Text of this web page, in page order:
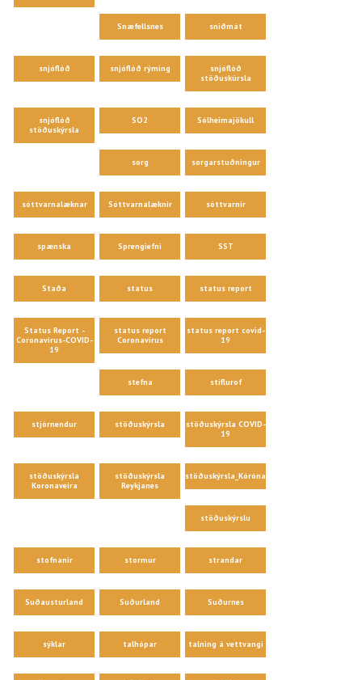
Snæfellsnes sniðmát
snjóflóð snjóflóð rýming
snjóflóð
stöðuskúrsla
snjóflóð
stöðuskýrsla
SO2 Sólheimajökull
sorg sorgarstuðningur
sóttvarnalæknar Sóttvarnalæknir sóttvarnir
spænska Sprengiefni SST
Staða status status report
Status Report -
Coronavirus-COVID-
19
status report
Coronavirus
status report covid-
19
stefna stíflurof
stjórnendur stöðuskýrsla
stöðuskýrsla COVID-
19
stöðuskýrsla
Koronaveira
stöðuskýrsla
Reykjanes
stöðuskýrsla_Kórónaveira
stöðuskýrslu
stofnanir stormur strandar
Suðausturland Suðurland Suðurnes
sýklar talhópar talning á vettvangi